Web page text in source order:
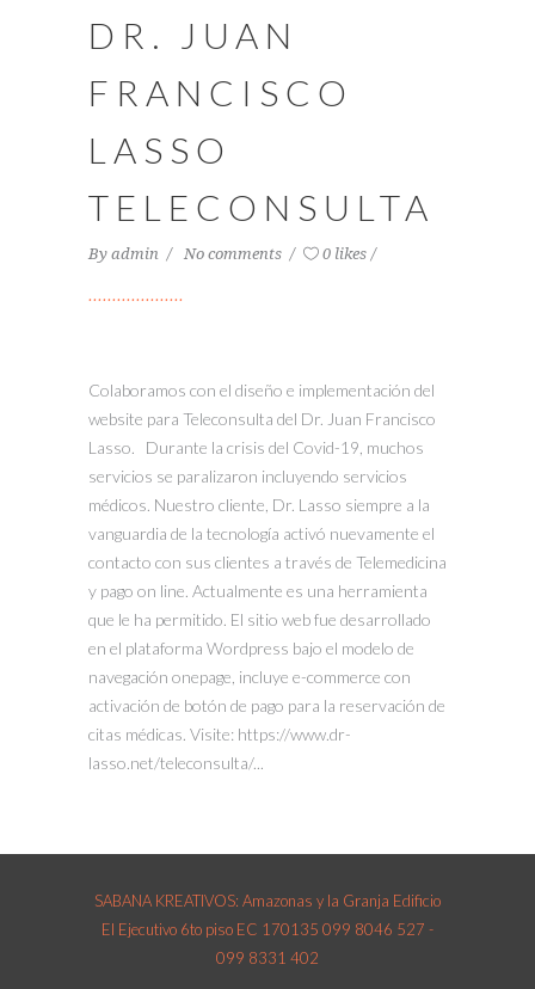
DR. JUAN
FRANCISCO
LASSO
TELECONSULTA
By admin No comments 0 likes
Colaboramos con el diseño e implementación del
website para Teleconsulta del Dr. Juan Francisco
Lasso. Durante la crisis del Covid-19, muchos
servicios se paralizaron incluyendo servicios
médicos. Nuestro cliente, Dr. Lasso siempre a la
vanguardia de la tecnología activó nuevamente el
contacto con sus clientes a través de Telemedicina
y pago on line. Actualmente es una herramienta
que le ha permitido. El sitio web fue desarrollado
en el plataforma Wordpress bajo el modelo de
navegación onepage, incluye e-commerce con
activación de botón de pago para la reservación de
citas médicas. Visite: https://www.dr-
lasso.net/teleconsulta/...
SABANA KREATIVOS: Amazonas y la Granja Edificio
El Ejecutivo 6to piso EC 170135 099 8046 527 -
099 8331 402